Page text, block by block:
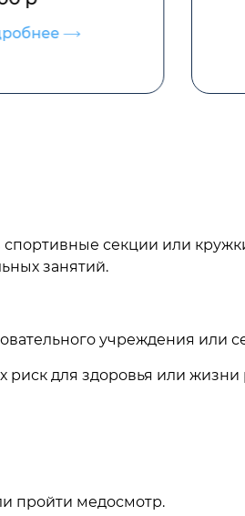
Узнать
секции или
занятий.
учреждения или
для здоровья или жизни
пройти медосмотр.